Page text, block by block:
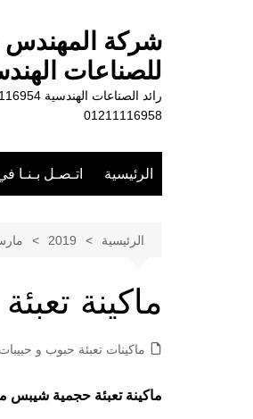
شركة
للصناعات
01211116958
الرئيسية اتـصـل بـنـا
الرئيسية 2019
ماكينة
ماكينات تعبئة حبوب و
ماكينة تعبئة حجمية شيبس موديل